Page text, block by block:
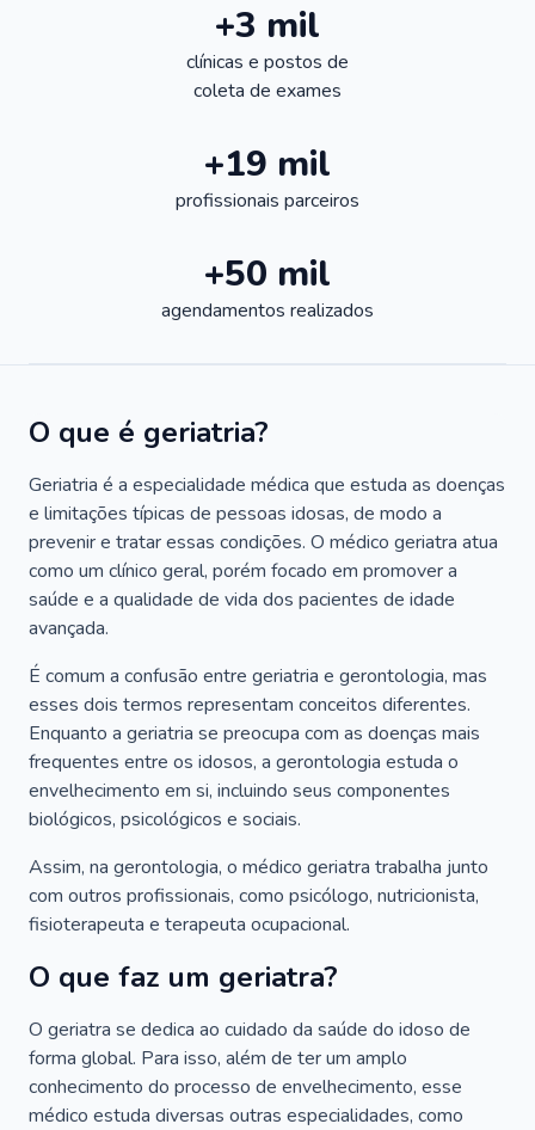
+3 mil
clínicas e postos de
coleta de exames
+19 mil
profissionais parceiros
+50 mil
agendamentos realizados
O que é geriatria?
Geriatria é a especialidade médica que estuda as doenças
e limitações típicas de pessoas idosas, de modo a
prevenir e tratar essas condições. O médico geriatra atua
como um clínico geral, porém focado em promover a
saúde e a qualidade de vida dos pacientes de idade
avançada.
É comum a confusão entre geriatria e gerontologia, mas
esses dois termos representam conceitos diferentes.
Enquanto a geriatria se preocupa com as doenças mais
frequentes entre os idosos, a gerontologia estuda o
envelhecimento em si, incluindo seus componentes
biológicos, psicológicos e sociais.
Assim, na gerontologia, o médico geriatra trabalha junto
com outros profissionais, como psicólogo, nutricionista,
fisioterapeuta e terapeuta ocupacional.
O que faz um geriatra?
O geriatra se dedica ao cuidado da saúde do idoso de
forma global. Para isso, além de ter um amplo
conhecimento do processo de envelhecimento, esse
médico estuda diversas outras especialidades, como